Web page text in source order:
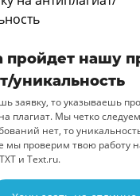
пройдет нашу
уникальность
заявку, то указываешь
плагиат. Мы четко
нет, то
мы проверим твою работу
и Text.ru.